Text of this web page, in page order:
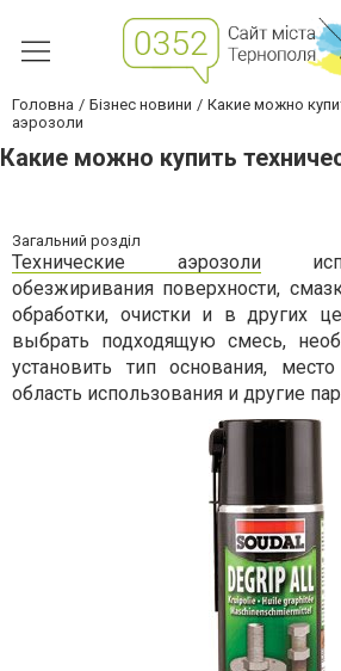
Головна Бізнес новини
Какие можно
аэрозоли
Какие можно купить
Загальний розділ
Технические аэрозоли
обезжиривания поверхности,
обработки, очистки и в других
выбрать подходящую смесь,
установить тип основания,
область использования и другие